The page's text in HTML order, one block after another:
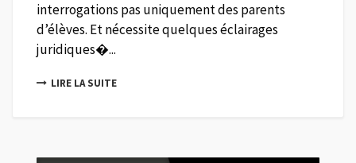
interrogations pas uniquement des parents
d’élèves. Et nécessite quelques éclairages
juridiques�...
LIRE LA SUITE